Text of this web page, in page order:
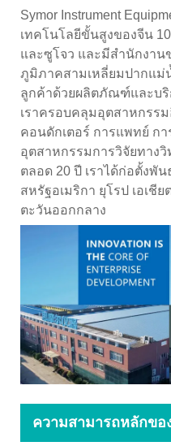
Symor Instrument
เทคโนโลยีขั้นสูงของจีน
และซูโจว และมีสำนักงาน
ภูมิภาคสามเหลี่ยมปากแม่
ลูกค้าด้วยผลิตภัณฑ์และบริ
เราครอบคลุมอุตสาหกรร
คอนดักเตอร์ การแพทย์ ก
อุตสาหกรรมการวิจัยทาง
ตลอด 20 ปี เราได้ก่อตั้งพั
สหรัฐอเมริกา ยุโรป เอเชี
ตะวันออกกลาง
ความสามารถหลักขอ